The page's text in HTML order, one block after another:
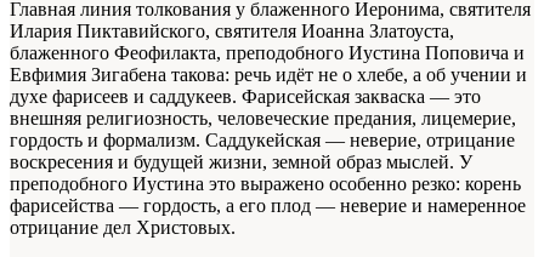
Главная линия толкования у блаженного Иеронима, святителя
Илария Пиктавийского, святителя Иоанна Златоуста,
блаженного Феофилакта, преподобного Иустина Поповича и
Евфимия Зигабена такова: речь идёт не о хлебе, а об учении и
духе фарисеев и саддукеев. Фарисейская закваска — это
внешняя религиозность, человеческие предания, лицемерие,
гордость и формализм. Саддукейская — неверие, отрицание
воскресения и будущей жизни, земной образ мыслей. У
преподобного Иустина это выражено особенно резко: корень
фарисейства — гордость, а его плод — неверие и намеренное
отрицание дел Христовых.